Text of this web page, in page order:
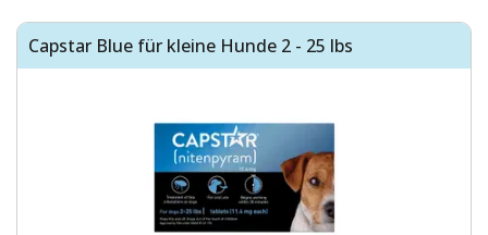
Capstar Blue für kleine Hunde 2 - 25 lbs